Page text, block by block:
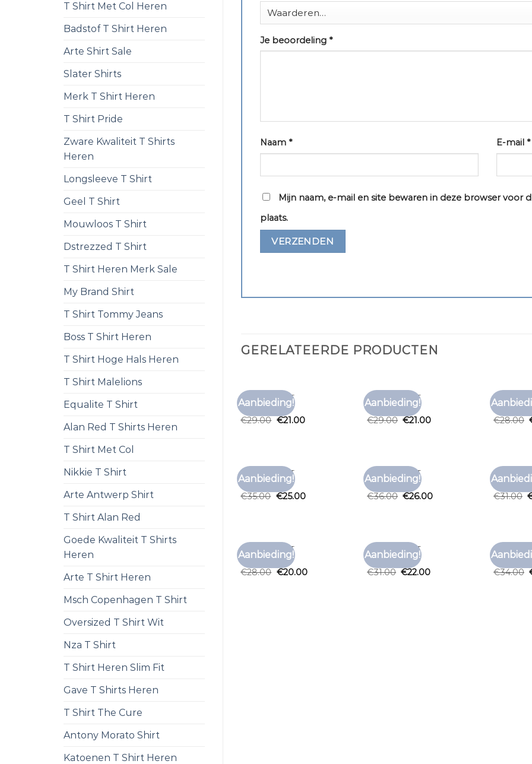
T Shirt Met Col Heren
Badstof T Shirt Heren
Arte Shirt Sale
Slater Shirts
Merk T Shirt Heren
T Shirt Pride
Zware Kwaliteit T Shirts
Heren
Longsleeve T Shirt
Geel T Shirt
Mouwloos T Shirt
Dstrezzed T Shirt
T Shirt Heren Merk Sale
My Brand Shirt
T Shirt Tommy Jeans
Boss T Shirt Heren
T Shirt Hoge Hals Heren
T Shirt Malelions
Equalite T Shirt
Alan Red T Shirts Heren
T Shirt Met Col
Nikkie T Shirt
Arte Antwerp Shirt
T Shirt Alan Red
Goede Kwaliteit T Shirts
Heren
Arte T Shirt Heren
Msch Copenhagen T Shirt
Oversized T Shirt Wit
Nza T Shirt
T Shirt Heren Slim Fit
Gave T Shirts Heren
T Shirt The Cure
Antony Morato Shirt
Katoenen T Shirt Heren
Je beoordeling *
Naam * E-mail*
Mijn naam, e-mail en site bewaren in deze browser voor
plaats.
GERELATEERDE PRODUCTEN
Aanbieding!
EFFEN T SHIRT
effen t shirt
€29.00 €21.00
Aanbieding!
EFFEN T SHIRT
effen t shirt
€29.00 €21.00
EFFEN T
effen t
€28.00
Aanbieding!
EFFEN T SHIRT
effen t shirt
€35.00 €25.00
Aanbieding!
EFFEN T SHIRT
effen t shirt
€36.00 €26.00
EFFEN T
effen t
€31.00
Aanbieding!
EFFEN T SHIRT
effen t shirt
€28.00 €20.00
Aanbieding!
EFFEN T SHIRT
effen t shirt
€31.00 €22.00
EFFEN T
effen t
€34.00